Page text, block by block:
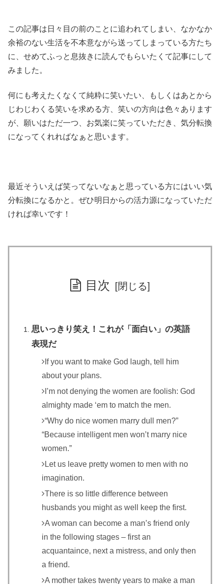
この記事は日々目の前のことに追われてしまい、なかなか
余裕のない生活を不本意ながら送ってしまっている方たち
に、せめてふっと息抜きに読んでもらいたくて記事にして
みました。
何にも考えたくなくて純粋に笑いたい、もしくはあとから
じわじわくる笑いを求める方、笑いの方向は色々あります
が、願いはただ一つ、お気楽に笑っていただき、気分転換
になってくれればなぁと思います。
最近そういえば笑ってないなぁと思っている方にはいい気
分転換になるかと。ぜひ明日からの活力源になっていただ
ければ幸いです！
目次
思いっきり笑え！これが「面白い」の英語
表現だ
If you want to make God laugh, tell him
about your plans.
I’m not denying the women are foolish: God
almighty made ‘em to match the men.
“Why do nice women marry dull men?”
“Because intelligent men won’t marry nice
women.”
Let us leave pretty women to men with no
imagination.
There is so little difference between
husbands you might as well keep the first.
A woman can become a man’s friend only
in the following stages – first an
acquantaince, next a mistress, and only then
a friend.
A mother takes twenty years to make a man